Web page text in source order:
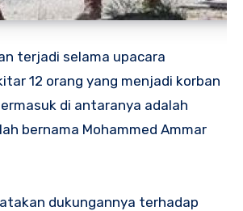
terjadi selama upacara
12 orang yang menjadi korban
di antaranya adalah
bernama Mohammed Ammar
dukungannya terhadap